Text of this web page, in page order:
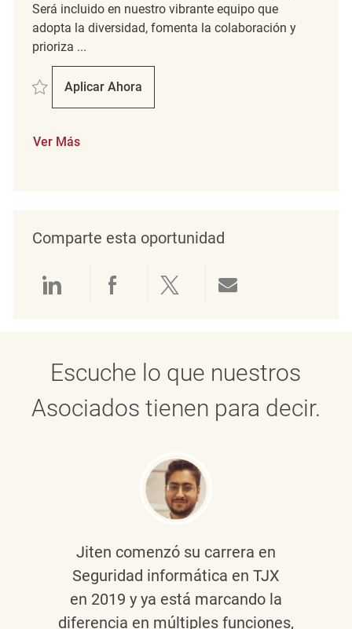
Será incluido en nuestro vibrante equipo que
adopta la diversidad, fomenta la colaboración y
prioriza ...
Salvar Merchandise Associate REQ119290
Aplicar Ahora
Merchandise Associate
Ver Más
Comparte esta oportunidad
Compartir a través de LinkedIn
Compartir a través de
Compartir a través
Escuche lo que nuestros
Asociados tienen para decir.
Jiten comenzó su carrera en
Seguridad informática en TJX
en 2019 y ya está marcando la
diferencia en múltiples funciones,